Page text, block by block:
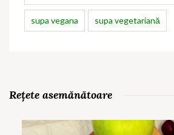
supa vegana supa vegetariană
Rețete asemănătoare